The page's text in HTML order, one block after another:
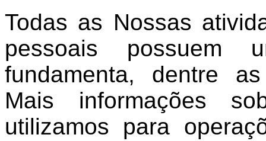
Todas as Nossas
pessoais
fundamenta, dentre
Mais informações
utilizamos para